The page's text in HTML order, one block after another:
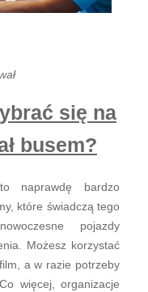
się na
busem?
naprawdę bardzo
które świadczą tego
pojazdy
Możesz korzystać
a w razie potrzeby
więcej, organizacje